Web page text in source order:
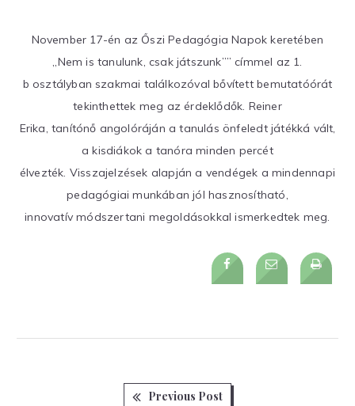
November 17-én az Őszi Pedagógia Napok keretében
„Nem is tanulunk, csak játszunk”” címmel az 1.
b osztályban szakmai találkozóval bővített bemutatóórát
tekinthettek meg az érdeklődők. Reiner
Erika, tanítónő angolóráján a tanulás önfeledt játékká vált,
a kisdiákok a tanóra minden percét
élvezték. Visszajelzések alapján a vendégek a mindennapi
pedagógiai munkában jól hasznosítható,
innovatív módszertani megoldásokkal ismerkedtek meg.
Previous Post